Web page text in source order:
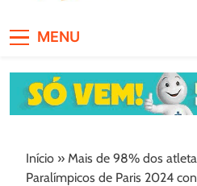
Por Trás da
MENU
Início » Mais de 98% dos
Paralímpicos de Paris 2024